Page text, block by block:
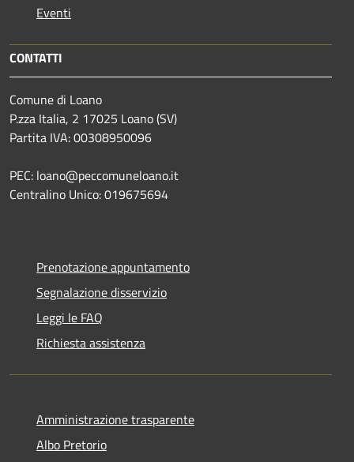
Eventi
CONTATTI
Comune di Loano
P.zza Italia, 2 17025 Loano (SV)
Partita IVA: 00308950096
PEC: loano@peccomuneloano.it
Centralino Unico: 019675694
Prenotazione appuntamento
Segnalazione disservizio
Leggi le FAQ
Richiesta assistenza
Amministrazione trasparente
Albo Pretorio